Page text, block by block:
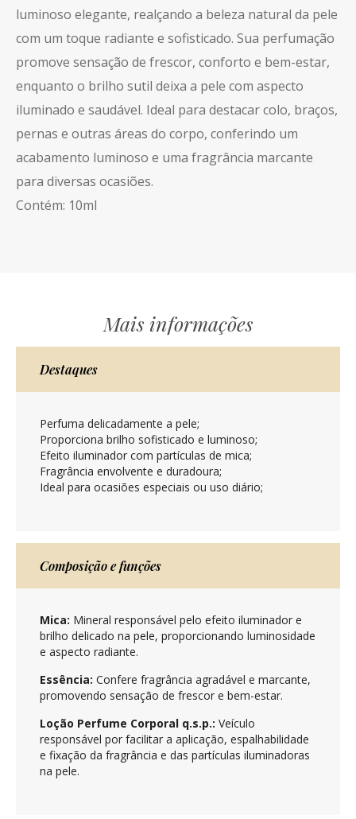
luminoso elegante, realçando a beleza natural da pele
com um toque radiante e sofisticado. Sua perfumação
promove sensação de frescor, conforto e bem-estar,
enquanto o brilho sutil deixa a pele com aspecto
iluminado e saudável. Ideal para destacar colo, braços,
pernas e outras áreas do corpo, conferindo um
acabamento luminoso e uma fragrância marcante
para diversas ocasiões.
Contém: 10ml
Mais informações
Destaques
Perfuma delicadamente a pele;
Proporciona brilho sofisticado e luminoso;
Efeito iluminador com partículas de mica;
Fragrância envolvente e duradoura;
Ideal para ocasiões especiais ou uso diário;
Composição e funções
Mica: Mineral responsável pelo efeito iluminador e
brilho delicado na pele, proporcionando luminosidade
e aspecto radiante.
Essência: Confere fragrância agradável e marcante,
promovendo sensação de frescor e bem-estar.
Loção Perfume Corporal q.s.p.: Veículo
responsável por facilitar a aplicação, espalhabilidade
e fixação da fragrância e das partículas iluminadoras
na pele.